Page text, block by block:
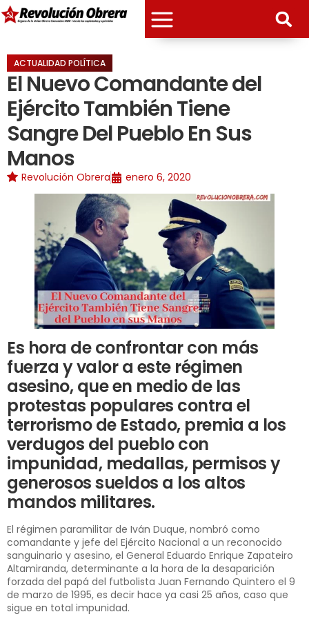
ACTUALIDAD POLÍTICA
El Nuevo Comandante del
Ejército También Tiene
Sangre Del Pueblo En Sus
Manos
Revolución Obrera enero 6, 2020
Es hora de confrontar con más
fuerza y valor a este régimen
asesino, que en medio de las
protestas populares contra el
terrorismo de Estado, premia a los
verdugos del pueblo con
impunidad, medallas, permisos y
generosos sueldos a los altos
mandos militares.
El régimen paramilitar de Iván Duque, nombró como
comandante y jefe del Ejército Nacional a un reconocido
sanguinario y asesino, el General Eduardo Enrique Zapateiro
Altamiranda, determinante a la hora de la desaparición
forzada del papá del futbolista Juan Fernando Quintero el 9
de marzo de 1995, es decir hace ya casi 25 años, caso que
sigue en total impunidad.